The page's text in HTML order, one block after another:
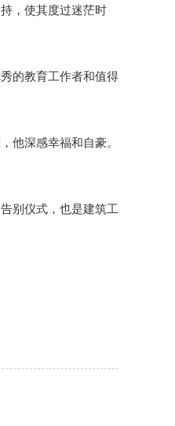
，使其度过迷茫时
的教育工作者和值得
他深感幸福和自豪。
别仪式，也是建筑工